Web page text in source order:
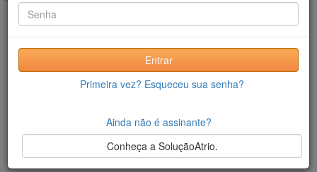
Entrar
Primeira vez? Esqueceu sua senha?
Ainda não é assinante?
Conheça a SoluçãoAtrio.